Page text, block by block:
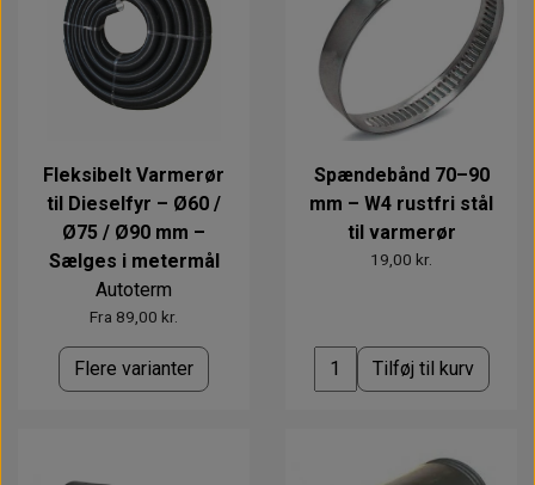
Fleksibelt Varmerør
til Dieselfyr – Ø60 /
Ø75 / Ø90 mm –
Sælges i metermål
Autoterm
Fra 89,00 kr.
Flere varianter
Spændebånd 70–90
mm – W4 rustfri stål
til varmerør
19,00 kr.
Tilføj til kurv